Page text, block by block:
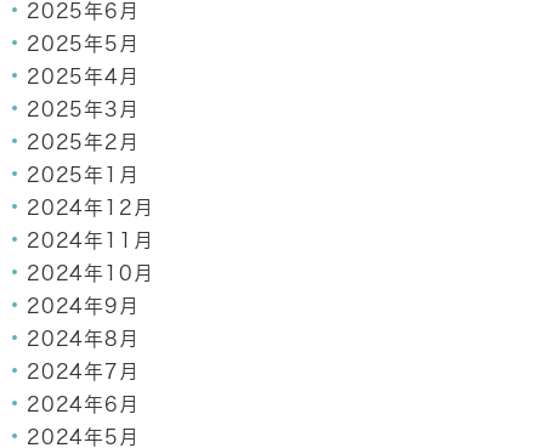
2025年6月
2025年5月
2025年4月
2025年3月
2025年2月
2025年1月
2024年12月
2024年11月
2024年10月
2024年9月
2024年8月
2024年7月
2024年6月
2024年5月